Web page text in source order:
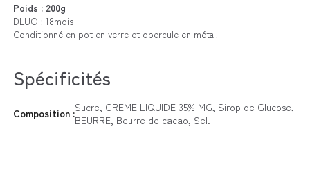
Poids : 200g
DLUO : 18mois
Conditionné en pot en verre et opercule en métal.
Spécificités
Composition :Sucre, CREME LIQUIDE 35% MG, Sirop de Glucose,
BEURRE, Beurre de cacao, Sel.